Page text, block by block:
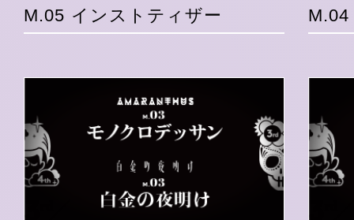
M.05 インストティザー